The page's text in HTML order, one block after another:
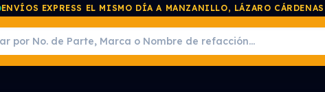
ENVÍOS EXPRESS EL MISMO DÍA A MANZANILLO, LÁZARO CÁRDENAS